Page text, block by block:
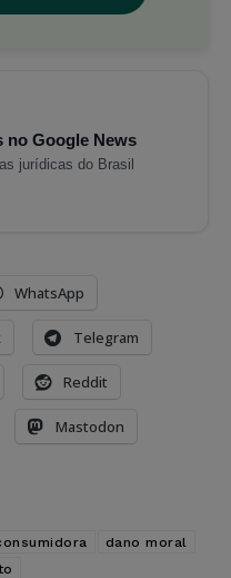
no Google News
jurídicas do Brasil
WhatsApp
Telegram
Reddit
Mastodon
dano moral